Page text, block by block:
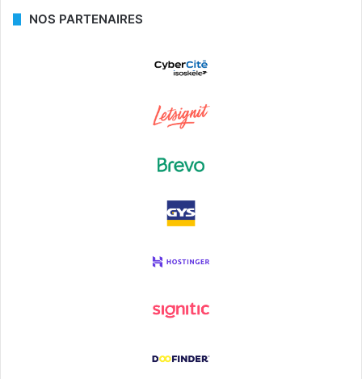
NOS PARTENAIRES